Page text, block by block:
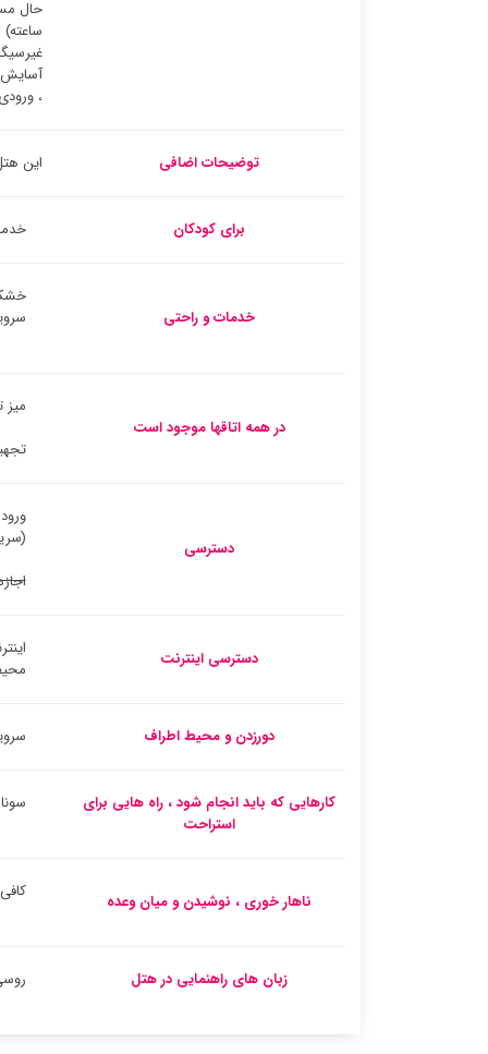
آسایش
، ورودی
توضیحات اضافی این
برای کودکان
خدمات و راحتی
در همه اتاقها موجود است
میز
دسترسی
دسترسی اینترنت
دورزدن و محیط اطراف
کارهایی که باید انجام شود ، راه هایی برای
استراحت
سونا
ناهار خوری ، نوشیدن و میان وعده
زبان های راهنمایی در هتل